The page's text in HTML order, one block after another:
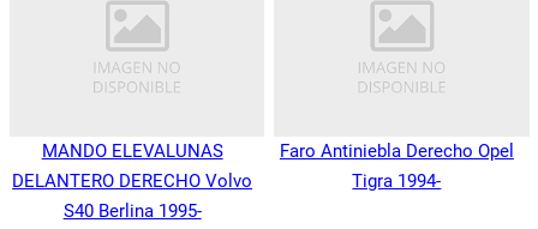
MANDO ELEVALUNAS
DELANTERO DERECHO Volvo
S40 Berlina 1995-
Faro Antiniebla Derecho Opel
Tigra 1994-